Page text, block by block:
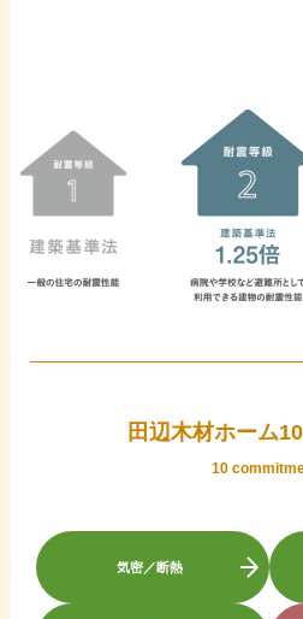
田辺木材ホーム
10
気密／断熱